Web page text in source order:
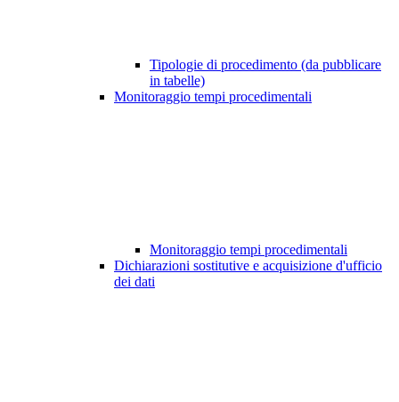
Tipologie di procedimento (da pubblicare
in tabelle)
Monitoraggio tempi procedimentali
Monitoraggio tempi procedimentali
Dichiarazioni sostitutive e acquisizione d'ufficio
dei dati